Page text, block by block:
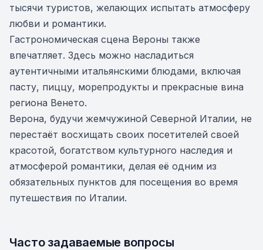
тысячи туристов, желающих испытать атмосферу
любви и романтики.
Гастрономическая сцена Вероны также
впечатляет. Здесь можно насладиться
аутентичными итальянскими блюдами, включая
пасту, пиццу, морепродукты и прекрасные вина
региона Венето.
Верона, будучи жемчужиной Северной Италии, не
перестаёт восхищать своих посетителей своей
красотой, богатством культурного наследия и
атмосферой романтики, делая её одним из
обязательных пунктов для посещения во время
путешествия по Италии.
Часто задаваемые вопросы